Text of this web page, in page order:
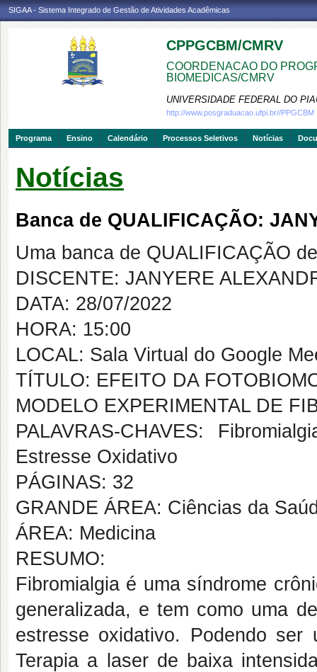
SIGAA - Sistema Integrado de Gestão de Atividades Acadêmicas
CPPGCBM/CMRV
COORDENACAO DO
BIOMEDICAS/CMRV
UNIVERSIDADE FEDERAL DO
http://www.posgraduacao.ufpi.br//PPGCBM
Programa Ensino Calendário Processos Seletivos Notícias
Notícias
Banca de QUALIFICAÇÃO:
Uma banca de QUALIFICAÇÃO
DISCENTE: JANYERE
DATA: 28/07/2022
HORA: 15:00
LOCAL: Sala Virtual do Google
TÍTULO: EFEITO DA
MODELO EXPERIMENTAL DE
PALAVRAS-CHAVES:
Estresse Oxidativo
PÁGINAS: 32
GRANDE ÁREA: Ciências da
ÁREA: Medicina
RESUMO:
Fibromialgia é uma síndrome
generalizada, e tem como uma
estresse oxidativo. Podendo
Terapia a laser de baixa